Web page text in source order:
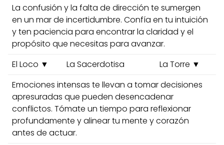
La confusión y la falta de dirección te sumergen
en un mar de incertidumbre. Confía en tu intuición
y ten paciencia para encontrar la claridad y el
propósito que necesitas para avanzar.
El Loco ▼
La Sacerdotisa
La Torre ▼
Emociones intensas te llevan a tomar decisiones
apresuradas que pueden desencadenar
conflictos. Tómate un tiempo para reflexionar
profundamente y alinear tu mente y corazón
antes de actuar.